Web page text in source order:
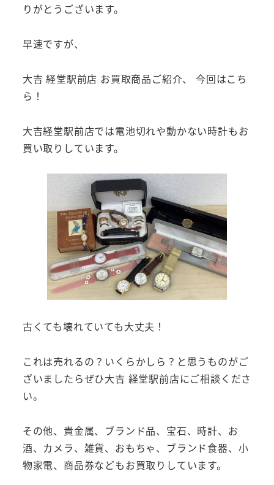
りがとうございます。
早速ですが、
大吉 経堂駅前店 お買取商品ご紹介、 今回はこち
ら！
大吉経堂駅前店では電池切れや動かない時計もお
買い取りしています。
古くても壊れていても大丈夫！
これは売れるの？いくらかしら？と思うものがご
ざいましたらぜひ大吉 経堂駅前店にご相談くださ
い。
その他、貴金属、ブランド品、宝石、時計、お
酒、カメラ、雑貨、おもちゃ、ブランド食器、小
物家電、商品券などもお買取りしています。